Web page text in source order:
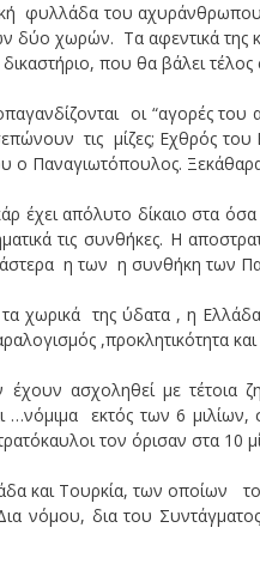
φυλλάδα του
δύο χωρών. Τα αφεντικά της
που θα βάλει τέλος
οι “αγορές του
τις μίζες; Εχθρός του
ο Παναγιωτόπουλος.
απόλυτο δίκαιο στα όσα
τις συνθήκες. Η
η των η συνθήκη των
χωρικά της ύδατα , η Ελλάδα
,προκλητικότητα
ασχοληθεί με τέτοια
…νόμιμα εκτός των 6
τον όρισαν στα 10
και Τουρκία, των οποίων
νόμου, δια του